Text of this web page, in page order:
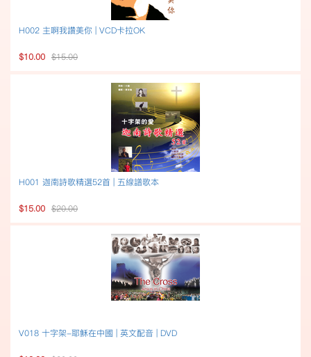
H002 主啊我讚美你 | VCD卡拉OK
$10.00 $15.00
H001 迦南詩歌精選52首 | 五線譜歌本
$15.00 $20.00
V018 十字架-耶穌在中國 | 英文配音 | DVD